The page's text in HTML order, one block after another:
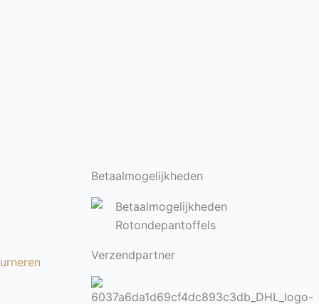
Betaalmogelijkheden
Verzendpartner